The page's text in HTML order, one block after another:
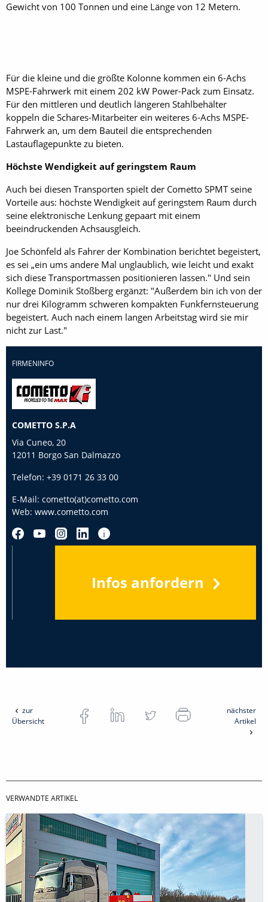
Gewicht von 100 Tonnen und eine Länge von 12 Metern.
Für die kleine und die größte Kolonne kommen ein 6-Achs
MSPE-Fahrwerk mit einem 202 kW Power-Pack zum Einsatz.
Für den mittleren und deutlich längeren Stahlbehälter
koppeln die Schares-Mitarbeiter ein weiteres 6-Achs MSPE-
Fahrwerk an, um dem Bauteil die entsprechenden
Lastauflagepunkte zu bieten.
Höchste Wendigkeit auf geringstem Raum
Auch bei diesen Transporten spielt der Cometto SPMT seine
Vorteile aus: höchste Wendigkeit auf geringstem Raum durch
seine elektronische Lenkung gepaart mit einem
beeindruckenden Achsausgleich.
Joe Schönfeld als Fahrer der Kombination berichtet begeistert,
es sei „ein ums andere Mal unglaublich, wie leicht und exakt
sich diese Transportmassen positionieren lassen." Und sein
Kollege Dominik Stoßberg ergänzt: "Außerdem bin ich von der
nur drei Kilogramm schweren kompakten Funkfernsteuerung
begeistert. Auch nach einem langen Arbeitstag wird sie mir
nicht zur Last."
FIRMENINFO
COMETTO S.P.A
Via Cuneo, 20
12011 Borgo San Dalmazzo
Telefon: +39 0171 26 33 00
E-Mail: cometto(at)cometto.com
Web: www.cometto.com
Infos anfordern
zur
Übersicht
nächster
Artikel
VERWANDTE ARTIKEL